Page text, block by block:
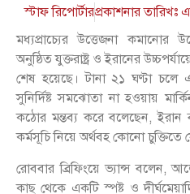
স্টাফ রিপোর্টারপ্রকাশনার তারিখঃ
মধ্যপ্রাচ্যের উত্তেজনা কমানোর
অনুষ্ঠিত যুক্তরাষ্ট্র ও ইরানের
শেষ হয়েছে। টানা ২১ ঘণ্টা
সুনির্দিষ্ট সমঝোতা না হওয়ায়
কঠোর মন্তব্য করে বলেছেন, ইরান
কর্মসূচি নিয়ে অর্থবহ কোনো চুক্তিতে
রোববার ব্রিফিংয়ে ভ্যান্স বলেন,
কাছ থেকে একটি স্পষ্ট ও